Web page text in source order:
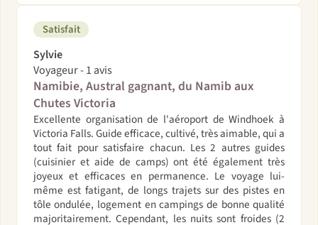
Satisfait
Sylvie
Voyageur - 1 avis
Namibie, Austral gagnant, du Namib aux
Chutes Victoria
Excellente organisation de l'aéroport de Windhoek à
Victoria Falls. Guide efficace, cultivé, très aimable, qui a
tout fait pour satisfaire chacun. Les 2 autres guides
(cuisinier et aide de camps) ont été également très
joyeux et efficaces en permanence. Le voyage lui-
même est fatigant, de longs trajets sur des pistes en
tôle ondulée, logement en campings de bonne qualité
majoritairement. Cependant, les nuits sont froides (2